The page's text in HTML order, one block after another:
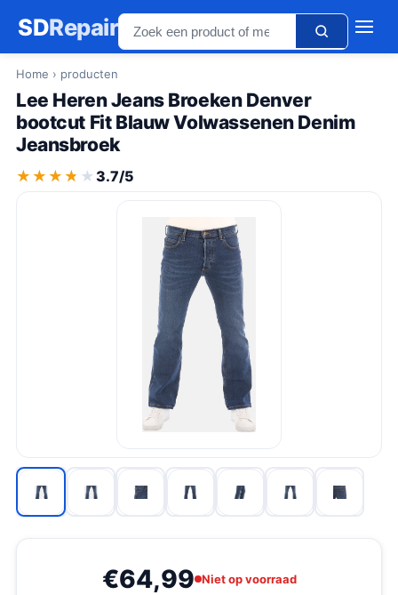
SDRepair
Home › producten
Lee Heren Jeans Broeken Denver
bootcut Fit Blauw Volwassenen Denim
Jeansbroek
★★★★★
★★★★★ 3.7/5
€64,99 Niet op voorraad